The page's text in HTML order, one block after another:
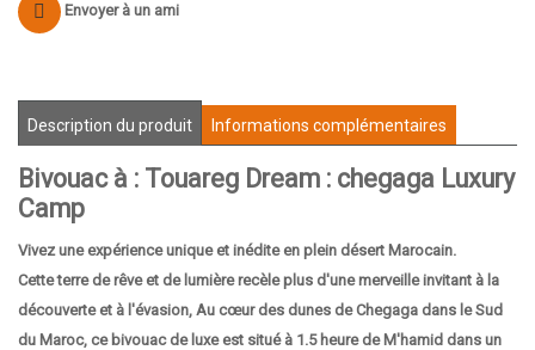
Envoyer à un ami
Description du produit Informations complémentaires
Bivouac à : Touareg Dream : chegaga Luxury
Camp
Vivez une expérience unique et inédite en plein désert Marocain.
Cette terre de rêve et de lumière recèle plus d'une merveille invitant à la
découverte et à l'évasion, Au cœur des dunes de Chegaga dans le Sud
du Maroc, ce bivouac de luxe est situé à 1.5 heure de M'hamid dans un